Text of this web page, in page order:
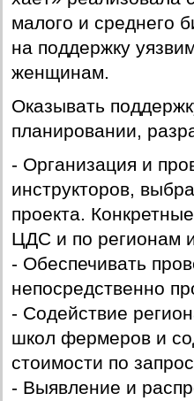
малого и среднего
на поддержку
женщинам.
Оказывать
планировании,
- Организация и
инструкторов,
проекта.
ЦДС и по регионам
- Обеспечивать
непосредственно
- Содействие
школ фермеров и
стоимости по
- Выявление и